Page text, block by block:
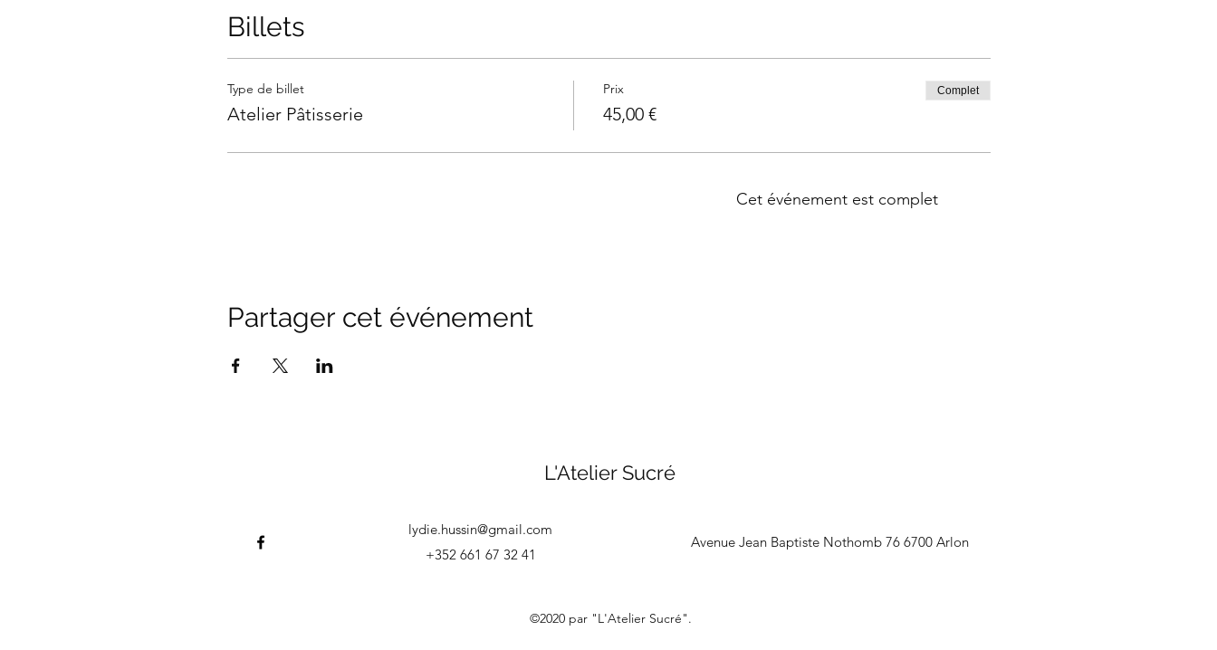
Billets
Type de billet
Atelier Pâtisserie
Prix
45,00 €
Complet
Cet événement est complet
Partager cet événement
L'Atelier Sucré
lydie.hussin@gmail.com
+352 661 67 32 41
Avenue Jean Baptiste Nothomb 76 6700 Arlon
©2020 par "L'Atelier Sucré".